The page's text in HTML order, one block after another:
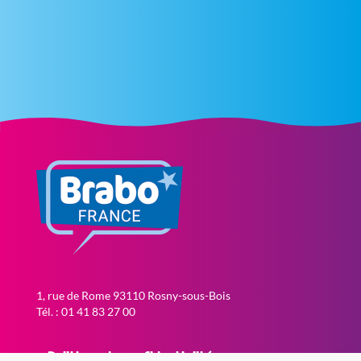
1, rue de Rome 93110 Rosny-sous-Bois
Tél. : 01 41 83 27 00
Politique de confidentialité